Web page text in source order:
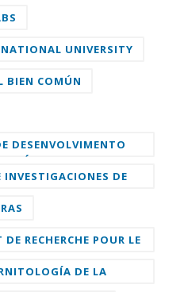
UNIVERSITY
BIEN COMÚN
DESENVOLVIMENTO
DE
RECHERCHE POUR LE
DE LA